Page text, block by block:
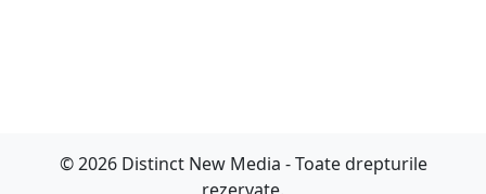
© 2026 Distinct New Media - Toate drepturile